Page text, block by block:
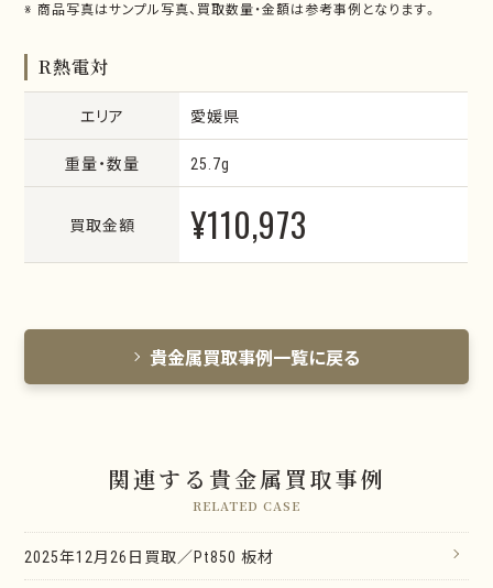
※ 商品写真はサンプル写真、買取数量・金額は参考事例となります。
R熱電対
エリア 愛媛県
重量・数量 25.7g
買取金額 ¥110,973
貴金属買取事例一覧に戻る
関連する貴金属買取事例
RELATED CASE
2025年12月26日買取／Pt850 板材